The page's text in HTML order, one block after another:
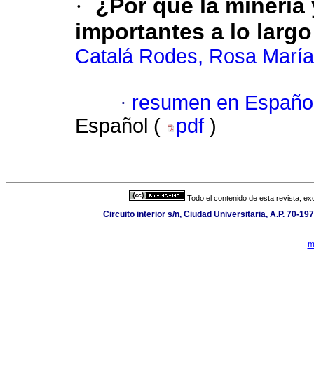
·
¿Por qué la
importantes a lo
Catalá Rodes, Rosa María
· resumen en
Español (
pdf )
Todo el contenido de esta revista,
Circuito interior s/n, Ciudad Universitaria, A.P. 70-